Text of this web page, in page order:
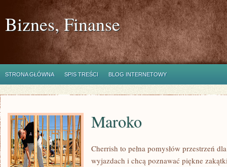
Biznes, Finanse
STRONA GŁÓWNA SPIS TREŚCI BLOG INTERNETOWY
Maroko
Cherrish to pełna pomysłów przestrzeń
wyjazdach i chcą poznawać piękne